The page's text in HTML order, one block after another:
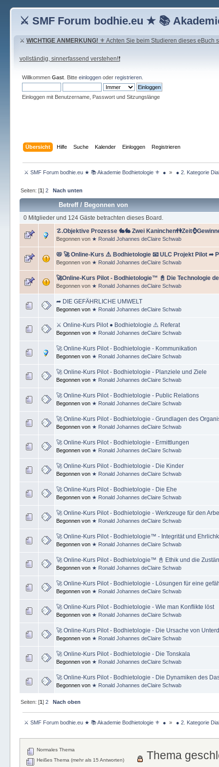
⚔ SMF Forum bodhie.eu ★ 📚
⚔ WICHTIGE ANMERKUNG! ⚜ Achten Sie beim Studieren dieses eBuch
vollständig, sinnerfassend verstehen!❗
Willkommen Gast. Bitte einloggenoder registrieren.
Einloggen mit Benutzername, Passwort und Sitzungslänge
Übersicht Hilfe Suche Kalender Einloggen Registrieren
⚔ SMF Forum bodhie.eu ★ 📚 Akademie Bodhietologie ⚜  ● » ● 2. Kategorie
Seiten: [1] 2 Nach unten
Betreff/ Begonnen von
0 Mitglieder und 124 Gäste betrachten dieses Board.
☡.Objektive Prozesse 🐇🐇 Zwei
Begonnen von ★ Ronald Johannes deClaire Schwab
📛 🚀 Online-Kurs ⚠️ Bodhietologie 📧 ULC Projekt Pilot ➦
Begonnen von ★ Ronald Johannes deClaire Schwab
🚀Online-Kurs Pilot - Bodhietologie™ 📓 Die Technologie
Begonnen von ★ Ronald Johannes deClaire Schwab
➦ DIE GEFÄHRLICHE UMWELT
Begonnen von ★ Ronald Johannes deClaire Schwab
⚔ Online-Kurs Pilot ● Bodhietologie ⚠️ Referat
Begonnen von ★ Ronald Johannes deClaire Schwab
🚀 Online-Kurs Pilot - Bodhietologie - Kommunikation
Begonnen von ★ Ronald Johannes deClaire Schwab
🚀 Online-Kurs Pilot - Bodhietologie - Planziele und Ziele
Begonnen von ★ Ronald Johannes deClaire Schwab
🚀 Online-Kurs Pilot - Bodhietologie - Public Relations
Begonnen von ★ Ronald Johannes deClaire Schwab
🚀 Online-Kurs Pilot - Bodhietologie - Grundlagen des
Begonnen von ★ Ronald Johannes deClaire Schwab
🚀 Online-Kurs Pilot - Bodhietologie - Ermittlungen
Begonnen von ★ Ronald Johannes deClaire Schwab
🚀 Online-Kurs Pilot - Bodhietologie - Die Kinder
Begonnen von ★ Ronald Johannes deClaire Schwab
🚀 Online-Kurs Pilot - Bodhietologie - Die Ehe
Begonnen von ★ Ronald Johannes deClaire Schwab
🚀 Online-Kurs Pilot - Bodhietologie - Werkzeuge für den
Begonnen von ★ Ronald Johannes deClaire Schwab
🚀 Online-Kurs Pilot - Bodhietologie™ - Integrität und
Begonnen von ★ Ronald Johannes deClaire Schwab
🚀 Online-Kurs Pilot - Bodhietologie™ 📓 Ethik und die
Begonnen von ★ Ronald Johannes deClaire Schwab
🚀 Online-Kurs Pilot - Bodhietologie - Lösungen für eine
Begonnen von ★ Ronald Johannes deClaire Schwab
🚀 Online-Kurs Pilot - Bodhietologie - Wie man Konflikte löst
Begonnen von ★ Ronald Johannes deClaire Schwab
🚀 Online-Kurs Pilot - Bodhietologie - Die Ursache von
Begonnen von ★ Ronald Johannes deClaire Schwab
🚀 Online-Kurs Pilot - Bodhietologie - Die Tonskala
Begonnen von ★ Ronald Johannes deClaire Schwab
🚀 Online-Kurs Pilot - Bodhietologie - Die Dynamiken des
Begonnen von ★ Ronald Johannes deClaire Schwab
Seiten: [1] 2 Nach oben
⚔ SMF Forum bodhie.eu ★ 📚 Akademie Bodhietologie ⚜  ● » ● 2. Kategorie
Normales Thema
Heißes Thema (mehr als 15 Antworten)
Thema